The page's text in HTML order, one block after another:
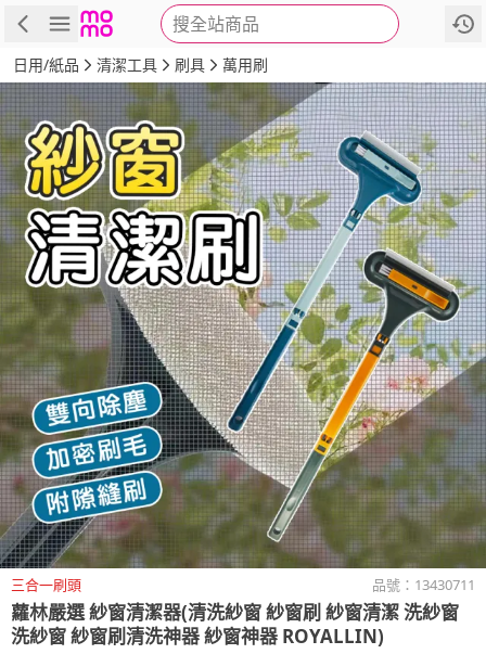
搜全站商品
商品 評價 詳情
日用/紙品 清潔工具 刷具 萬用刷
三合一刷頭 品號： 13430711
蘿林嚴選紗窗清潔器(清洗紗窗 紗窗刷 紗窗清潔 洗紗窗
洗紗窗 紗窗刷清洗神器 紗窗神器 ROYALLIN)